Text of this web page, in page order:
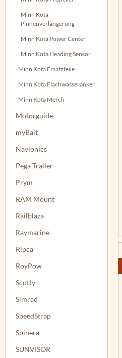
Minn Kota
Pinnenverlängerung
Minn Kota Power Center
Minn Kota Heading Sensor
Minn Kota Ersatzteile
Minn Kota Flachwasseranker
Minn Kota Merch
Motorguide
myBait
Navionics
Pega Trailer
Prym
RAM Mount
Railblaza
Raymarine
Ripca
RoyPow
Scotty
Simrad
SpeedStrap
Spinera
SUNVISOR